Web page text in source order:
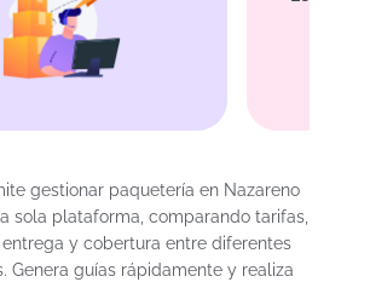
gestionar paquetería en Nazareno
sola plataforma, comparando tarifas,
y cobertura entre diferentes
Genera guías rápidamente y realiza